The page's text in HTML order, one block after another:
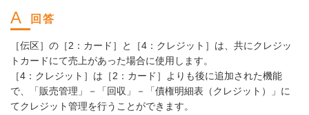
［伝区］の［2：カード］と［4：クレジット］は、共にクレジッ
トカードにて売上があった場合に使用します。
［4：クレジット］は［2：カード］よりも後に追加された機能
で、「販売管理」－「回収」－「債権明細表（クレジット）」に
てクレジット管理を行うことができます。